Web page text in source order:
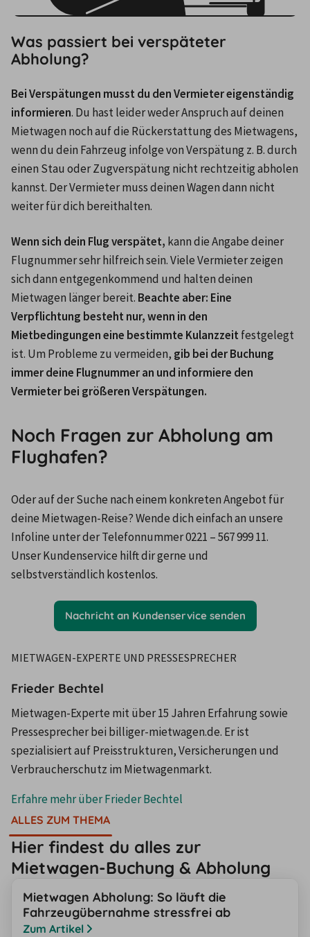
Was passiert bei verspäteter
Abholung?
Bei Verspätungen musst du den Vermieter eigenständig
informieren. Du hast leider weder Anspruch auf deinen
Mietwagen noch auf die Rückerstattung des Mietwagens,
wenn du dein Fahrzeug infolge von Verspätung z. B. durch
einen Stau oder Zugverspätung nicht rechtzeitig abholen
kannst. Der Vermieter muss deinen Wagen dann nicht
weiter für dich bereithalten.
Wenn sich dein Flug verspätet, kann die Angabe deiner
Flugnummer sehr hilfreich sein.Viele Vermieter zeigen
sich dann entgegenkommend und halten deinen
Mietwagen länger bereit. Beachte aber: Eine
Verpflichtung besteht nur, wenn in den
Mietbedingungen eine bestimmte Kulanzzeit festgelegt
ist. Um Probleme zu vermeiden, gib bei der Buchung
immer deine Flugnummer an und informiere den
Noch Fragen zur Abholung am
Flughafen?
Oder auf der Suche nach einem konkreten Angebot für
deine Mietwagen-Reise? Wende dich einfach an unsere
Infoline unter der Telefonnummer 0221 – 567 999 11.
Unser Kundenservice hilft dir gerne und
selbstverständlich kostenlos.
Nachricht an Kundenservice senden
MIETWAGEN-EXPERTE UND PRESSESPRECHER
Frieder Bechtel
Mietwagen-Experte mit über 15 Jahren Erfahrung sowie
Pressesprecher bei billiger-mietwagen.de. Er ist
spezialisiert auf Preisstrukturen, Versicherungen und
Verbraucherschutz im Mietwagenmarkt.
Erfahre mehr überFrieder Bechtel
ALLES ZUM THEMA
Hier findest du alles zur
Mietwagen-Buchung & Abholung
Mietwagen Abholung: So läuft die
Fahrzeugübernahme stressfrei ab
Zum Artikel